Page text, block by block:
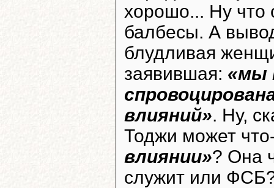
хорошо... Ну что
балбесы. А
блудливая
заявившая: «мы
влияний». Ну,
Тоджи может
влиянии»? Она
служит или